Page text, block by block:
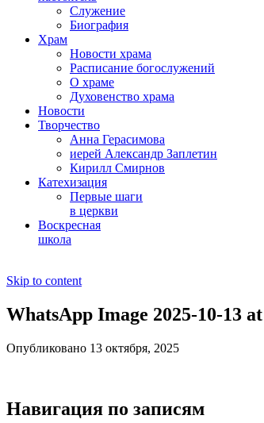
Служение
Биография
Храм
Новости храма
Расписание богослужений
О храме
Духовенство храма
Новости
Творчество
Анна Герасимова
иерей Александр Заплетин
Кирилл Смирнов
Катехизация
Первые шаги
в церкви
Воскресная
школа
Skip to content
WhatsApp Image 2025-10-13
Опубликовано 13 октября, 2025
Навигация по записям